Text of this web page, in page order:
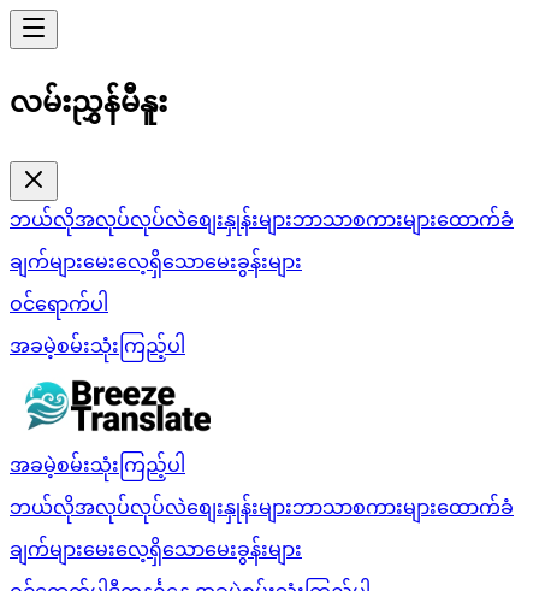
လမ်းညွှန်မီနူး
ဘယ်လိုအလုပ်လုပ်လဲစျေးနှုန်းများဘာသာစကားများထောက်ခံ
ချက်များမေးလေ့ရှိသောမေးခွန်းများ
ဝင်ရောက်ပါ
အခမဲ့စမ်းသုံးကြည့်ပါ
အခမဲ့စမ်းသုံးကြည့်ပါ
ဘယ်လိုအလုပ်လုပ်လဲစျေးနှုန်းများဘာသာစကားများထောက်ခံ
ချက်များမေးလေ့ရှိသောမေးခွန်းများ